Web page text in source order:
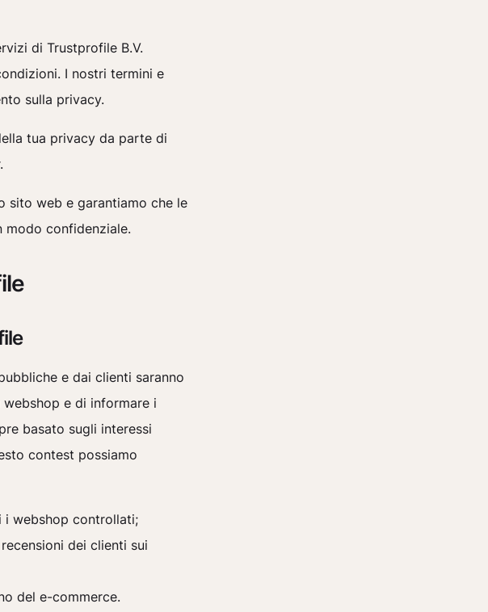
di Trustprofile B.V.
I nostri termini e
sulla privacy.
tua privacy da parte di
sito web e garantiamo che le
confidenziale.
e dai clienti saranno
e di informare i
basato sugli interessi
contest possiamo
i webshop controllati;
dei clienti sui
del e-commerce.